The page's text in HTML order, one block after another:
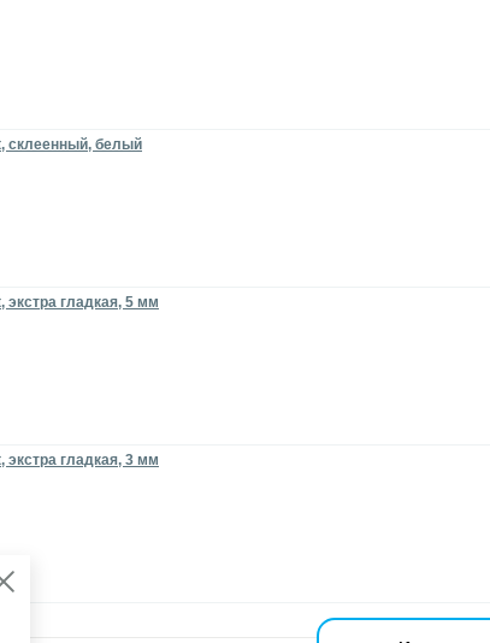
склеенный, белый
экстра гладкая, 5 мм
экстра гладкая, 3 мм